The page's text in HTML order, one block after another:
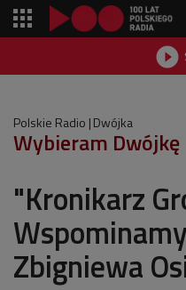

Polskie Radio Dwójka
Wybieram Dwójkę
"Kronikarz
Zbigniewa